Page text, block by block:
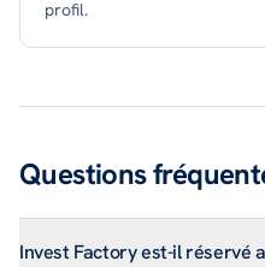
profil.
Questions
Invest Factory est-il réservé